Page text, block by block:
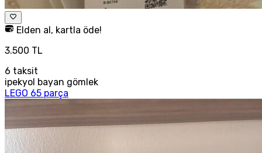
Elden al, kartla öde!
3.500 TL
6 taksit
ipekyol bayan gömlek
LEGO 65 parça